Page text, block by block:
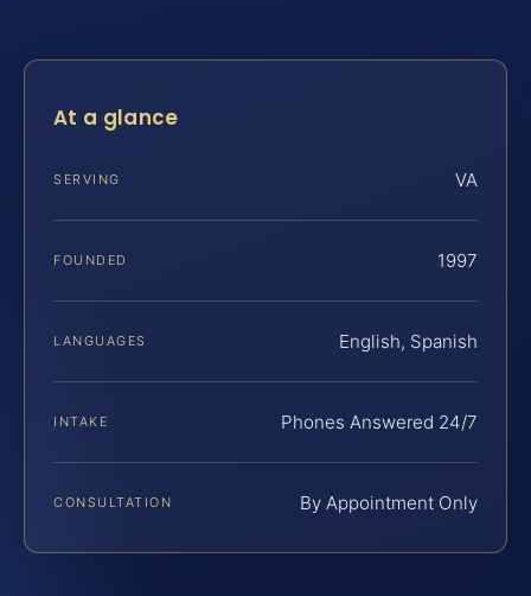
At a glance
SERVING VA
FOUNDED 1997
LANGUAGES English, Spanish
INTAKE Phones Answered 24/7
CONSULTATION By Appointment Only